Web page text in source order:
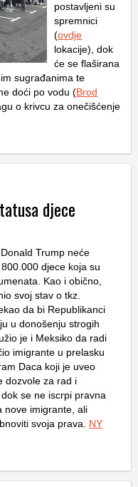
postavljeni su
spremnici
(ovdje
lokacije), dok
će se flaširana
sugrađanima te
doći po vodu (Brod
o krivcu za onečišćenje
djece
Trump neće
djece koja su
Kao i obično,
svoj stav o tkz.
da bi Republikanci
u donošenju strogih
je i Meksiko da radi
imigrante u prelasku
Daca koji je uveo
dozvole za rad i
se ne iscrpi pravna
nove imigrante, ali
svoja prava. NY